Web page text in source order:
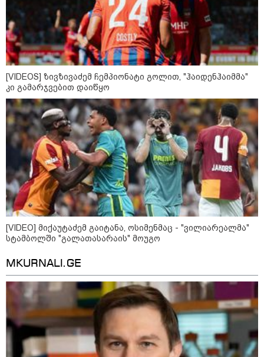
კატეგორიები
8
აგვისტო
დღის ზოგადი
ასტროლოგიური
პროგნოზი
[VIDEOS] ზივზივაძემ ჩემპიონატი გოლით, "ჰაიდენჰაიმმა"
კი გამარჯვებით დაიწყო
[VIDEO] მიქაუტაძემ გაიტანა, ოსიმენმაც - "ვილიარეალმა"
სტამბოლში "გალათასარაის" მოუგო
MKURNALI.GE